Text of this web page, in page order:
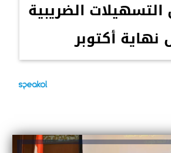
التسهيلات الضريبية
نهاية أكتوبر